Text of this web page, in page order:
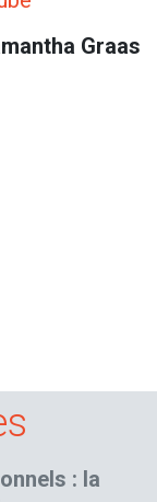
Graas
: la